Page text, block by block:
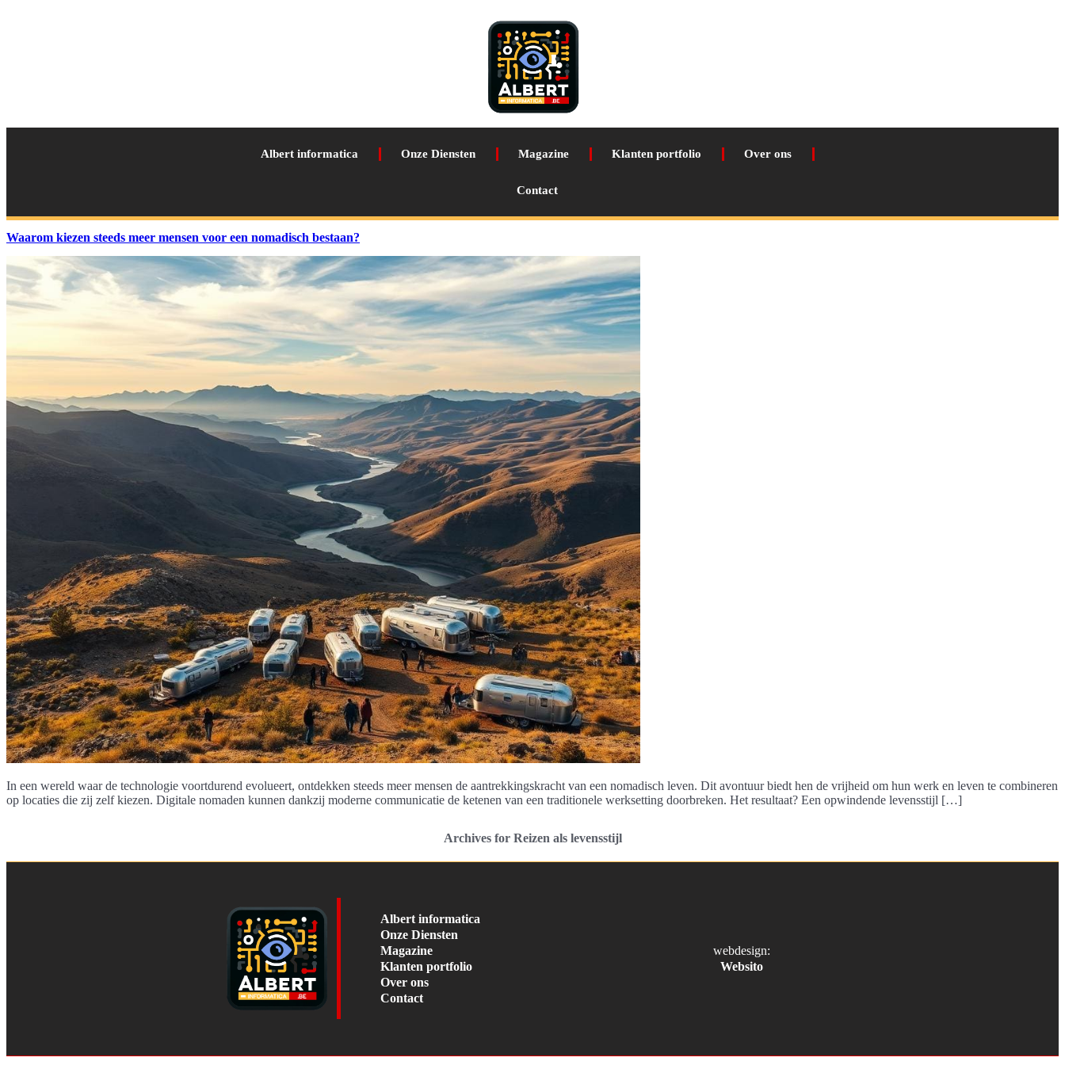
Albert informatica Onze Diensten Magazine Klanten portfolio Over ons
Contact
Waarom kiezen steeds meer mensen voor een nomadisch bestaan?
In een wereld waar de technologie voortdurend evolueert, ontdekken steeds meer mensen de aantrekkingskracht van een nomadisch leven. Dit avontuur biedt hen de vrijheid om hun werk en leven te combineren
op locaties die zij zelf kiezen. Digitale nomaden kunnen dankzij moderne communicatie de ketenen van een traditionele werksetting doorbreken. Het resultaat? Een opwindende levensstijl […]
Archives for Reizen als levensstijl
Albert informatica
Onze Diensten
Magazine
Klanten portfolio
Over ons
Contact
webdesign:
Websito